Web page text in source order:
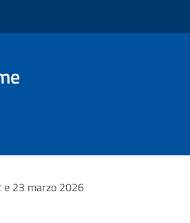
23 marzo 2026